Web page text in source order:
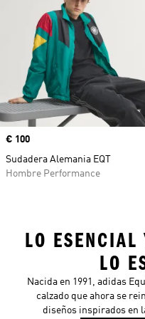
Precio
€ 100
Sudadera Alemania EQT
Hombre Performance
LO
LO
Nacida en 1991, adidas
calzado que ahora se
diseños inspirados en